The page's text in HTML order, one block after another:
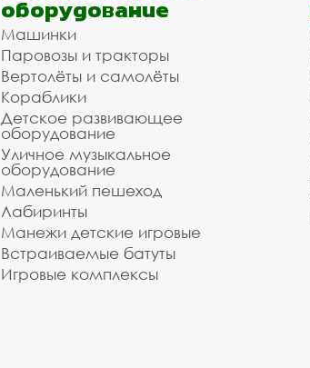
оборудование
Машинки
Паровозы и тракторы
Вертолёты и самолёты
Кораблики
Детское развивающее
оборудование
Уличное музыкальное
оборудование
Маленький пешеход
Лабиринты
Манежи детские игровые
Встраиваемые батуты
Игровые комплексы